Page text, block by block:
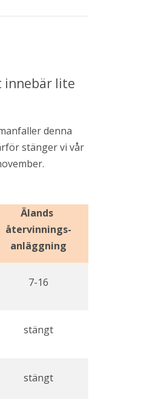
innebär lite
denna
stänger vi vår
Älands
återvinnings-
anläggning
7-16
stängt
stängt